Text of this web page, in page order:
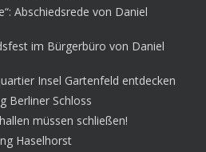
Abschiedsrede von Daniel
im Bürgerbüro von Daniel
Insel Gartenfeld entdecken
Berliner Schloss
müssen schließen!
Haselhorst